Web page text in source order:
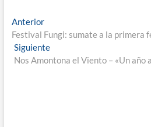
Navegación
de
entradas
AnteriorEntrada
anterior:
Festival Fungi: sumate a la primera
SiguienteEntrada
siguiente:
Nos Amontona el Viento – «Un